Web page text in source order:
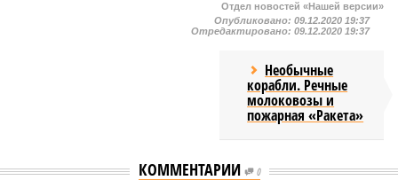
Отдел новостей «Нашей версии»
Опубликовано: 09.12.2020 19:37
Отредактировано: 09.12.2020 19:37
Необычные
корабли. Речные
молоковозы и
пожарная «Ракета»
КОММЕНТАРИИ 0